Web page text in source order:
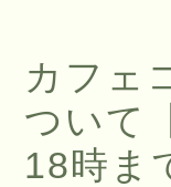
カフェ
ついて
18時ま